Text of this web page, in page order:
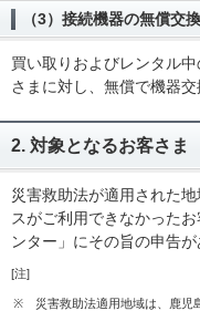
（3）接続機器の無償交換
買い取りおよびレンタル
さまに対し、無償で機器交
2. 対象となるお客さま
災害救助法が適用された
スがご利用できなかった
ンター」にその旨の申告が
[注]
※
災害救助法適用地域は、鹿児